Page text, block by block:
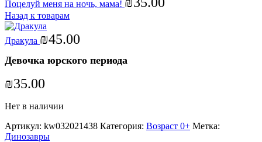
Поцелуй меня на ночь, мама!
Назад к товарам
Дракула ₪45.00
Девочка юрского периода
₪35.00
Нет в наличии
Артикул: kw032021438 Категория: Возраст 0+ Метка:
Динозавры